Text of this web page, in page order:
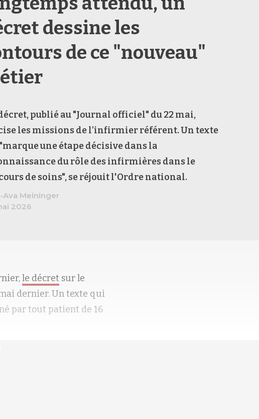
dessine les
de ce "nouveau"
publié au "Journal officiel" du 22 mai,
les missions de l’infirmier référent. Un texte
une étape décisive dans la
du rôle des infirmières dans le
de soins", se réjouit l'Ordre national.
Ava Meininger
2026
le décret sur le
dernier. Un texte qui
par tout patient de 16